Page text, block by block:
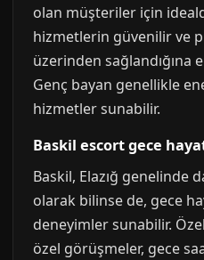
olan müşteriler için
hizmetlerin güvenilir ve
üzerinden sağlandığına
Genç bayan genellikle
hizmetler sunabilir.
Baskil escort gece
Baskil, Elazığ genelinde
olarak bilinse de, gece
deneyimler sunabilir.
özel görüşmeler, gece